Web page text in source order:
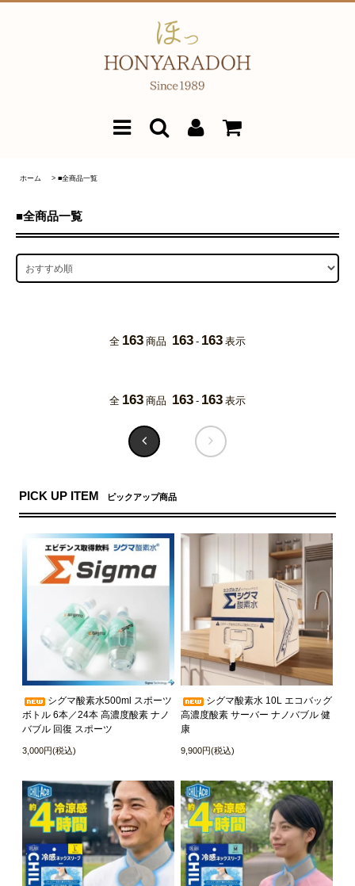
ホーム > ■全商品一覧
■全商品一覧
全 163 商品 163 - 163 表示
全 163 商品 163 - 163 表示
PICK UP ITEM ピックアップ商品
シグマ酸素水500ml スポーツ
ボトル 6本／24本 高濃度酸素 ナノ
バブル 回復 スポーツ
3,000円(税込)
シグマ酸素水 10L エコバッグ
高濃度酸素 サーバー ナノバブル 健
康
9,900円(税込)